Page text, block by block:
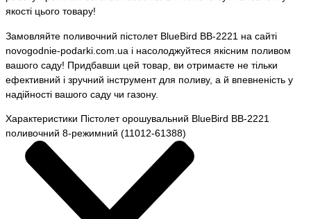
якості цього товару!
Замовляйте поливочний пістолет BlueBird BB-2221 на сайті
novogodnie-podarki.com.ua і насолоджуйтеся якісним поливом
вашого саду! Придбавши цей товар, ви отримаєте не тільки
ефективний і зручний інструмент для поливу, а й впевненість у
надійності вашого саду чи газону.
Характеристики Пістолет орошувальний BlueBird BB-2221
поливочний 8-режимний (11012-61388)